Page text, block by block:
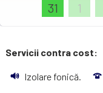
31
1
Servicii contra cost:
Izolare fonică.